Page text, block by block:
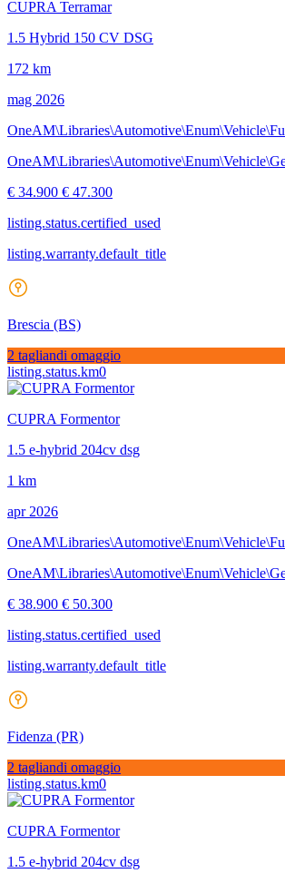
CUPRA Terramar
1.5 Hybrid 150 CV DSG
172 km
mag 2026
€ 34.900 € 47.300
listing.status.certified_used
listing.warranty.default_title
Brescia (BS)
2 tagliandi omaggio
listing.status.km0
CUPRA Formentor
1.5 e-hybrid 204cv dsg
1 km
apr 2026
€ 38.900 € 50.300
listing.status.certified_used
listing.warranty.default_title
Fidenza (PR)
2 tagliandi omaggio
listing.status.km0
CUPRA Formentor
1.5 e-hybrid 204cv dsg